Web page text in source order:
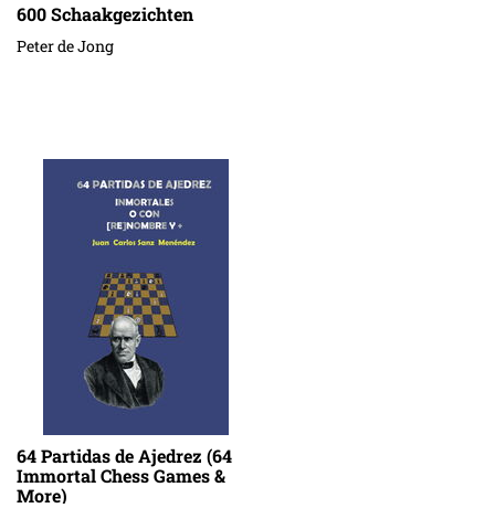
600 Schaakgezichten
Peter de Jong
64 Partidas de Ajedrez (64
Immortal Chess Games &
More)